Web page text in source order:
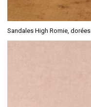
Sandales High Romie, dorées